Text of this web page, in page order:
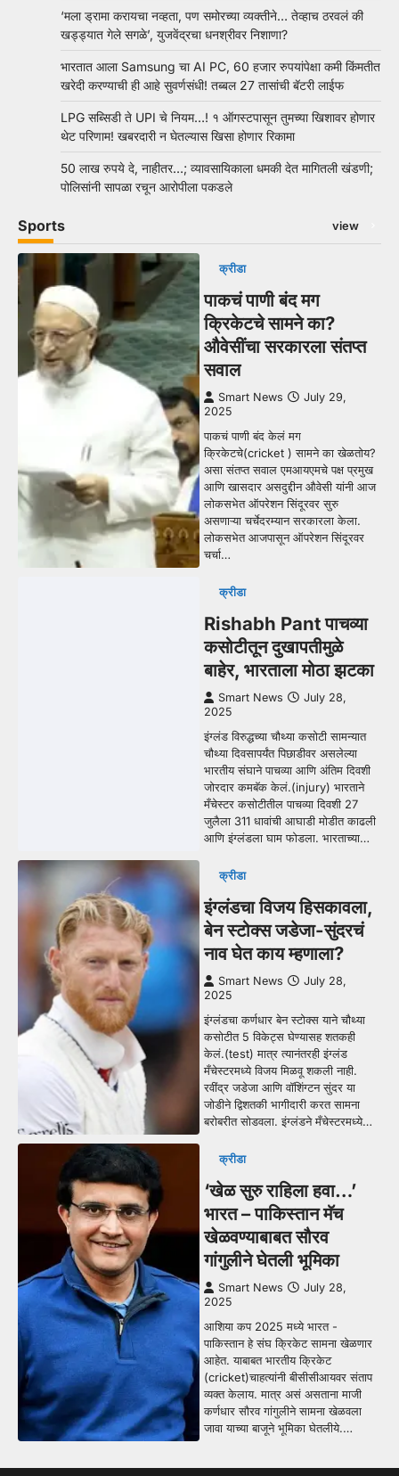
‘मला ड्रामा करायचा नव्हता, पण समोरच्या व्यक्तीने… तेव्हाच ठरवलं की
खड्ड्यात गेले सगळे’, युजवेंद्रचा धनश्रीवर निशाणा?
भारतात आला Samsung चा AI PC, 60 हजार रुपयांपेक्षा कमी किंमतीत
खरेदी करण्याची ही आहे सुवर्णसंधी! तब्बल 27 तासांची बॅटरी लाईफ
LPG सब्सिडी ते UPI चे नियम…! १ ऑगस्टपासून तुमच्या खिशावर होणार
थेट परिणाम! खबरदारी न घेतल्यास खिसा होणार रिकामा
50 लाख रुपये दे, नाहीतर…; व्यावसायिकाला धमकी देत मागितली खंडणी;
पोलिसांनी सापळा रचून आरोपीला पकडले
Sports view
क्रीडा
पाकचं पाणी बंद मग
क्रिकेटचे सामने का?
औवेसींचा सरकारला संतप्त
सवाल
Smart News
July 29,
2025
पाकचं पाणी बंद केलं मग
क्रिकेटचे(cricket ) सामने का खेळतोय?
असा संतप्त सवाल एमआयएमचे पक्ष प्रमुख
आणि खासदार असदुद्दीन औवेसी यांनी आज
लोकसभेत ऑपरेशन सिंदूरवर सुरु
असणाऱ्या चर्चेदरम्यान सरकारला केला.
लोकसभेत आजपासून ऑपरेशन सिंदूरवर
चर्चा…
क्रीडा
Rishabh Pant पाचव्या
कसोटीतून दुखापतीमुळे
बाहेर, भारताला मोठा झटका
Smart News
July 28,
2025
इंग्लंड विरुद्धच्या चौथ्या कसोटी सामन्यात
चौथ्या दिवसापर्यंत पिछाडीवर असलेल्या
भारतीय संघाने पाचव्या आणि अंतिम दिवशी
जोरदार कमबॅक केलं.(injury) भारताने
मँचेस्टर कसोटीतील पाचव्या दिवशी 27
जुलैला 311 धावांची आघाडी मोडीत काढली
आणि इंग्लंडला घाम फोडला. भारताच्या…
क्रीडा
इंग्लंडचा विजय हिसकावला,
बेन स्टोक्स जडेजा-सुंदरचं
नाव घेत काय म्हणाला?
Smart News
July 28,
2025
इंग्लंडचा कर्णधार बेन स्टोक्स याने चौथ्या
कसोटीत 5 विकेट्स घेण्यासह शतकही
केलं.(test) मात्र त्यानंतरही इंग्लंड
मँचेस्टरमध्ये विजय मिळवू शकली नाही.
रवींद्र जडेजा आणि वॉशिंग्टन सुंदर या
जोडीने द्विशतकी भागीदारी करत सामना
बरोबरीत सोडवला. इंग्लंडने मँचेस्टरमध्ये…
क्रीडा
‘खेळ सुरु राहिला हवा…’
भारत – पाकिस्तान मॅच
खेळवण्याबाबत सौरव
गांगुलीने घेतली भूमिका
Smart News
July 28,
2025
आशिया कप 2025 मध्ये भारत -
पाकिस्तान हे संघ क्रिकेट सामना खेळणार
आहेत. याबाबत भारतीय क्रिकेट
(cricket)चाहत्यांनी बीसीसीआयवर संताप
व्यक्त केलाय. मात्र असं असताना माजी
कर्णधार सौरव गांगुलीने सामना खेळवला
जावा याच्या बाजूने भूमिका घेतलीये.…